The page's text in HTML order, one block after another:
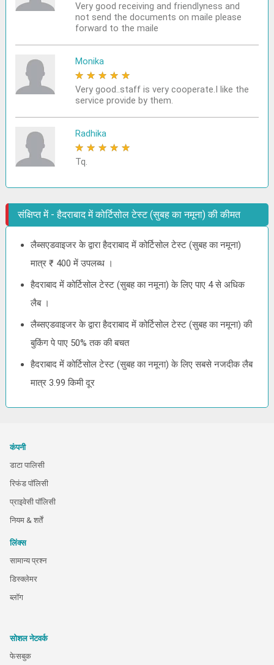
Very good receiving and friendlyness and
not send the documents on maile please
forward to the maile
Monika
★ ★ ★ ★ ★
Very good..staff is very cooperate.I like the
service provide by them.
Radhika
★ ★ ★ ★ ★
Tq.
संक्षिप्त में - हैदराबाद में कोर्टिसोल टेस्ट (सुबह का नमूना) की कीमत
लैब्सएडवाइजर के द्वारा हैदराबाद में कोर्टिसोल टेस्ट (सुबह का नमूना)
मात्र ₹ 400 में उपलब्ध ।
हैदराबाद में कोर्टिसोल टेस्ट (सुबह का नमूना) के लिए पाए 4 से अधिक
लैब ।
लैब्सएडवाइजर के द्वारा हैदराबाद में कोर्टिसोल टेस्ट (सुबह का नमूना) की
बुकिंग पे पाए 50% तक की बचत
हैदराबाद में कोर्टिसोल टेस्ट (सुबह का नमूना) के लिए सबसे नजदीक लैब
मात्र 3.99 किमी दूर
कंपनी
डाटा पालिसी
रिफंड पॉलिसी
प्राइवेसी पॉलिसी
नियम & शर्तें
लिंक्स
सामान्य प्रश्न
डिस्क्लेमर
ब्लॉग
सोशल नेटवर्क
फेसबुक